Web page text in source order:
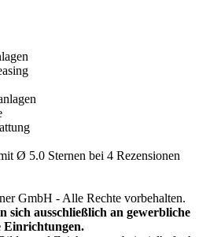
Ø 5.0 Sternen bei 4 Rezensionen
GmbH - Alle Rechte vorbehalten.
sich ausschließlich an gewerbliche
Einrichtungen.